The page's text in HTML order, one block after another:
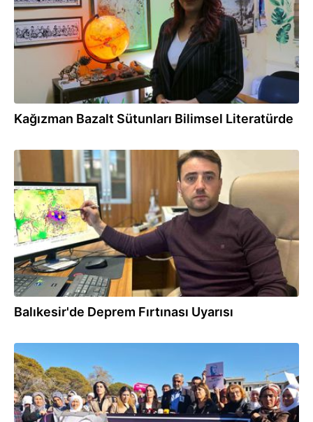
Kağızman Bazalt Sütunları Bilimsel Literatürde
Balıkesir'de Deprem Fırtınası Uyarısı
31.10.2025